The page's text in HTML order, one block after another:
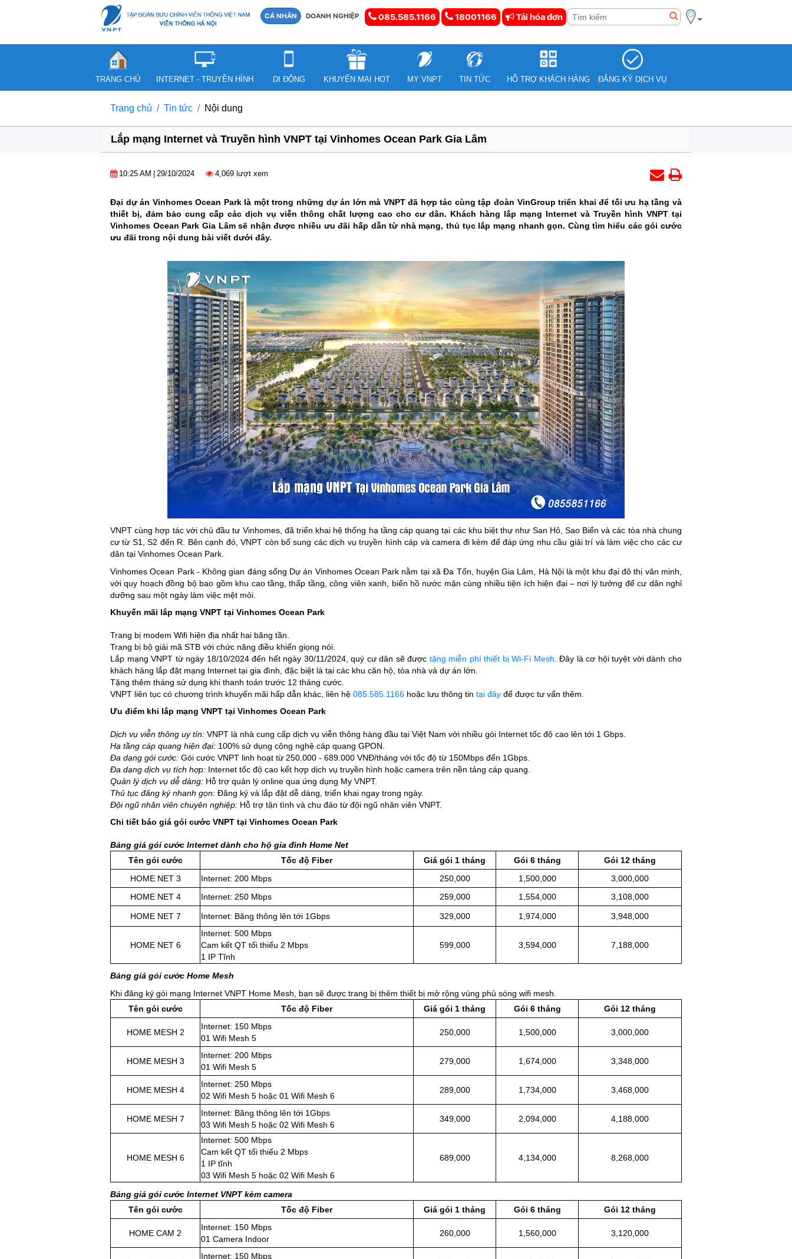
CÁ NHÂN DOANH NGHIỆP 085.585.1166 18001166 Tải hóa đơn
TRANG CHỦ INTERNET - TRUYỀN HÌNH DI ĐỘNG KHUYẾN MẠI HOT MY VNPT TIN TỨC HỖ TRỢ KHÁCH HÀNG ĐĂNG KÝ DỊCH VỤ
Trang chủ Tin tức Nội dung
Lắp mạng Internet và Truyền hình VNPT tại Vinhomes Ocean Park Gia Lâm
10:25 AM 29/10/2024 4,069 lượt xem
Đại dự án Vinhomes Ocean Park là một trong những dự án lớn mà VNPT đã hợp tác cùng tập đoàn VinGroup triển khai để tối ưu hạ tầng và
thiết bị, đảm bảo cung cấp các dịch vụ viễn thông chất lượng cao cho cư dân. Khách hàng lắp mạng Internet và Truyền hình VNPT tại
Vinhomes Ocean Park Gia Lâm sẽ nhận được nhiều ưu đãi hấp dẫn từ nhà mạng, thủ tục lắp mạng nhanh gọn. Cùng tìm hiểu các gói cước
ưu đãi trong nội dung bài viết dưới đây.
VNPT cùng hợp tác với chủ đầu tư Vinhomes, đã triển khai hệ thống hạ tầng cáp quang tại các khu biệt thự như San Hô, Sao Biển và các tòa nhà chung
cư từ S1, S2 đến R. Bên cạnh đó, VNPT còn bổ sung các dịch vụ truyền hình cáp và camera đi kèm để đáp ứng nhu cầu giải trí và làm việc cho các cư
dân tại Vinhomes Ocean Park.
Vinhomes Ocean Park - Không gian đáng sống Dự án Vinhomes Ocean Park nằm tại xã Đa Tốn, huyện Gia Lâm, Hà Nội là một khu đại đô thị văn minh,
với quy hoạch đồng bộ bao gồm khu cao tầng, thấp tầng, công viên xanh, biển hồ nước mặn cùng nhiều tiện ích hiện đại – nơi lý tưởng để cư dân nghỉ
dưỡng sau một ngày làm việc mệt mỏi.
Khuyến mãi lắp mạng VNPT tại Vinhomes Ocean Park
Trang bị modem Wifi hiện địa nhất hai băng tần.
Trang bị bộ giải mã STB với chức năng điều khiển giọng nói.
Lắp mạng VNPT từ ngày 18/10/2024 đến hết ngày 30/11/2024, quý cư dân sẽ được tặng miễn phí thiết bị Wi-Fi Mesh . Đây là cơ hội tuyệt vời dành cho
khách hàng lắp đặt mạng Internet tại gia đình, đặc biệt là tại các khu căn hộ, tòa nhà và dự án lớn.
Tặng thêm tháng sử dụng khi thanh toán trước 12 tháng cước.
VNPT liên tục có chương trình khuyến mãi hấp dẫn khác, liên hệ 085.585.1166 hoặc lưu thông tin tại đây để được tư vấn thêm.
Ưu điểm khi lắp mạng VNPT tại Vinhomes Ocean Park
Dịch vụ viễn thông uy tín: VNPT là nhà cung cấp dịch vụ viễn thông hàng đầu tại Việt Nam với nhiều gói Internet tốc độ cao lên tới 1 Gbps.
Hạ tầng cáp quang hiện đại: 100% sử dụng công nghệ cáp quang GPON.
Đa dạng gói cước: Gói cước VNPT linh hoạt từ 250.000 - 689.000 VNĐ/tháng với tốc độ từ 150Mbps đến 1Gbps.
Đa dạng dịch vụ tích hợp: Internet tốc độ cao kết hợp dịch vụ truyền hình hoặc camera trên nền tảng cáp quang.
Quản lý dịch vụ dễ dàng: Hỗ trợ quản lý online qua ứng dụng My VNPT.
Thủ tục đăng ký nhanh gọn: Đăng ký và lắp đặt dễ dàng, triển khai ngay trong ngày.
Đội ngũ nhân viên chuyên nghiệp: Hỗ trợ tận tình và chu đáo từ đội ngũ nhân viên VNPT.
Chi tiết báo giá gói cước VNPT tại Vinhomes Ocean Park
Bảng giá gói cước Internet dành cho hộ gia đình Home Net
Tên gói cước
Tốc độ Fiber Giá gói 1 tháng Gói 6 tháng
Gói 12 tháng
HOME NET 3
Internet: 200 Mbps 250,000 1,500,000
3,000,000
HOME NET 4
Internet: 250 Mbps 259,000 1,554,000 3,108,000
HOME NET 7 Internet: Băng thông lên tới 1Gbps 329,000 1,974,000 3,948,000
HOME NET 6
Internet: 500 Mbps
Cam kết QT tối thiểu 2 Mbps
1 IP Tĩnh
599,000 3,594,000 7,188,000
Bảng giá gói cước Home Mesh
Khi đăng ký gói mạng Internet VNPT Home Mesh, bạn sẽ được trang bị thêm thiết bị mở rộng vùng phủ sóng wifi mesh.
Tên gói cước
Tốc độ Fiber Giá gói 1 tháng Gói 6 tháng Gói 12 tháng
HOME MESH 2
Internet: 150 Mbps
01 Wifi Mesh 5
250,000 1,500,000 3,000,000
HOME MESH 3
Internet: 200 Mbps
01 Wifi Mesh 5
279,000 1,674,000 3,348,000
HOME MESH 4
Internet: 250 Mbps
02 Wifi Mesh 5 hoặc 01 Wifi Mesh 6
289,000 1,734,000 3,468,000
HOME MESH 7
Internet: Băng thông lên tới 1Gbps
03 Wifi Mesh 5 hoặc 02 Wifi Mesh 6
349,000 2,094,000 4,188,000
HOME MESH 6
Internet: 500 Mbps
Cam kết QT tối thiểu 2 Mbps
1 IP tĩnh
03 Wifi Mesh 5 hoặc 02 Wifi Mesh 6
689,000 4,134,000 8,268,000
Bảng giá gói cước Internet VNPT kèm camera
Tên gói cước
Tốc độ Fiber Giá gói 1 tháng Gói 6 tháng Gói 12 tháng
HOME CAM 2
Internet: 150 Mbps
01 Camera Indoor
260,000 1,560,000 3,120,000
Internet: 150 Mbps